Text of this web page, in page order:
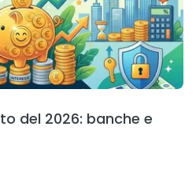
del 2026: banche e